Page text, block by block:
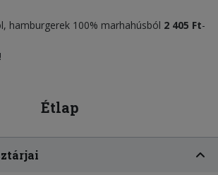
hamburgerek 100% marhahúsból 2 405 Ft-
Étlap